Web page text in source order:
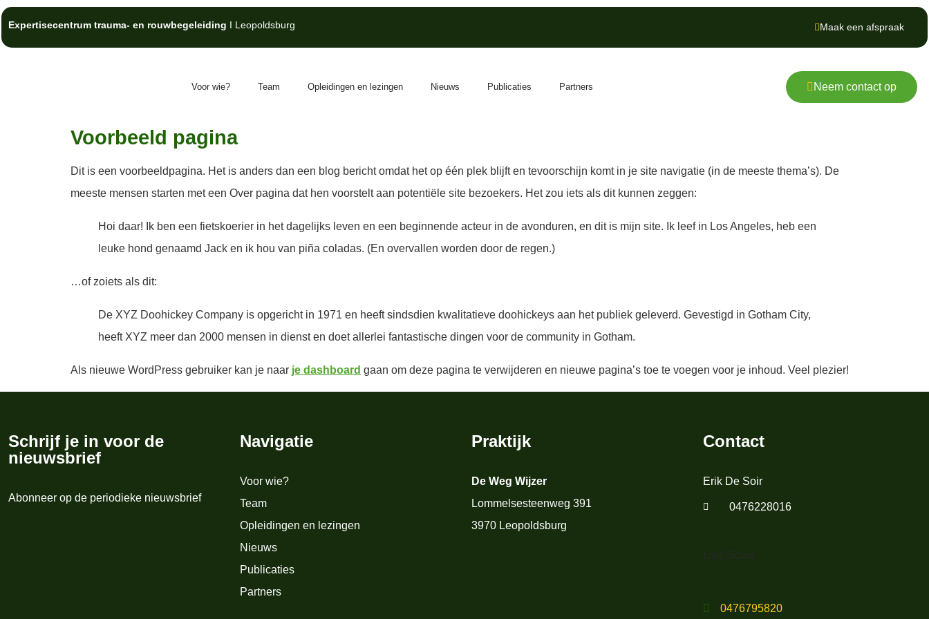
Expertisecentrum trauma- en rouwbegeleiding I Leopoldsburg Maak een afspraak
Voor wie? Team Opleidingen en lezingen Nieuws Publicaties Partners Neem contact op
Voorbeeld pagina
Dit is een voorbeeldpagina. Het is anders dan een blog bericht omdat het op één plek blijft en tevoorschijn komt in je site navigatie (in de meeste thema’s). De
meeste mensen starten met een Over pagina dat hen voorstelt aan potentiële site bezoekers. Het zou iets als dit kunnen zeggen:
Hoi daar! Ik ben een fietskoerier in het dagelijks leven en een beginnende acteur in de avonduren, en dit is mijn site. Ik leef in Los Angeles, heb een
leuke hond genaamd Jack en ik hou van piña coladas. (En overvallen worden door de regen.)
…of zoiets als dit:
De XYZ Doohickey Company is opgericht in 1971 en heeft sindsdien kwalitatieve doohickeys aan het publiek geleverd. Gevestigd in Gotham City,
heeft XYZ meer dan 2000 mensen in dienst en doet allerlei fantastische dingen voor de community in Gotham.
Als nieuwe WordPress gebruiker kan je naar je dashboard gaan om deze pagina te verwijderen en nieuwe pagina’s toe te voegen voor je inhoud. Veel plezier!
Schrijf je in voor de
nieuwsbrief
Abonneer op de periodieke nieuwsbrief
Navigatie
Voor wie?
Team
Opleidingen en lezingen
Nieuws
Publicaties
Partners
Praktijk
De Weg Wijzer
Lommelsesteenweg 391
3970 Leopoldsburg
Contact
Erik De Soir
0476228016
Lies Scaut
0476795820